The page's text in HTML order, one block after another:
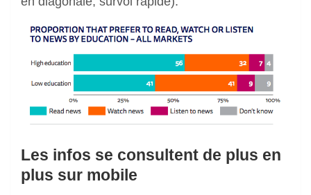
Les infos se consultent de plus en
plus sur mobile